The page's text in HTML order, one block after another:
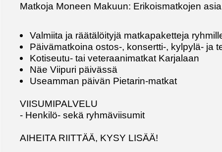
Matkoja Moneen Makuun: Erikoismatkojen
Valmiita ja räätälöityjä matkapaketteja
Päivämatkoina ostos-, konsertti-, kylpylä- ja
Kotiseutu- tai veteraanimatkat Karjalaan
Näe Viipuri päivässä
Useamman päivän Pietarin-matkat
VIISUMIPALVELU
- Henkilö- sekä ryhmäviisumit
AIHEITA RIITTÄÄ, KYSY LISÄÄ!